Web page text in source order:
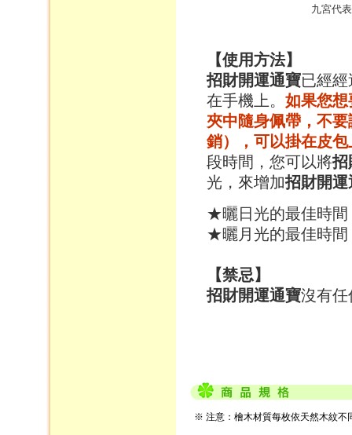
九宮代
【使用方法】
招財開運通寶已經
在手機上。 如果您
夾中隨身佩帶，不
銷），可以掛在皮
段時間，您可以將招
光，來增加招財開運
★曬日光的最佳時間
★曬月光的最佳時間
【禁忌】
招財開運通寶沒有任
※ 注意：檜木材質每枚依天然木紋不